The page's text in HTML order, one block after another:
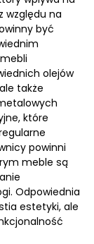
względu na
być
olejów
także
które
powinni
meble są
Odpowiednia
estetyki, ale